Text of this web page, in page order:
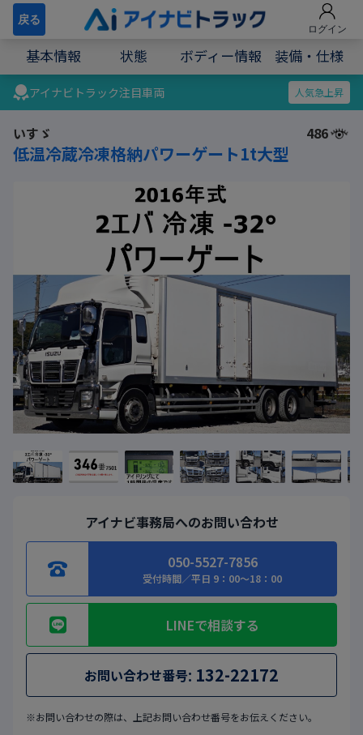
戻る
ログイン
基本情報 状態 ボディー情報 装備・仕様
アイナビトラック注目車両 人気急上昇
いすゞ 486
低温冷蔵冷凍格納パワーゲート1t大型
アイナビ事務局へのお問い合わせ
050-5527-7856
受付時間／平日 9：00～18：00
LINEで相談する
お問い合わせ番号: 132-22172
※お問い合わせの際は、上記お問い合わせ番号をお伝えください。